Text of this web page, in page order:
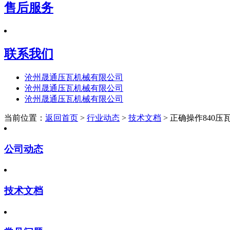
售后服务
联系我们
沧州晟通压瓦机械有限公司
沧州晟通压瓦机械有限公司
沧州晟通压瓦机械有限公司
当前位置： 返回首页 > 行业动态 > 技术文档 > 正确操作840压
公司动态
技术文档